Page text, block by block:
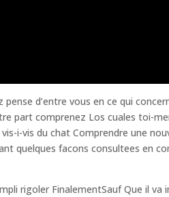
d’entre vous en ce qui
part comprenez Los cuales toi-
i-vis du chat Comprendre une
quelques facons consultees en
rigoler FinalementSauf Que il va